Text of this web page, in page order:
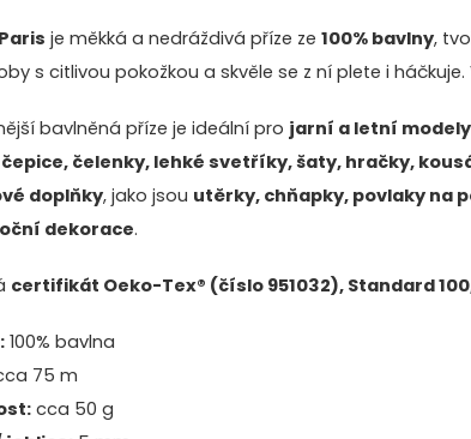
je měkká a nedráždivá příze ze 100% bavlny,
s citlivou pokožkou a skvěle se z ní plete i
bavlněná příze je ideální pro jarní a letní modely
čepice, čelenky, lehké svetříky, šaty, hračky,
doplňky, jako jsou utěrky, chňapky, povlaky na
dekorace.
certifikát Oeko-Tex® (číslo 951032), Standard
100% bavlna
75 m
cca 50 g